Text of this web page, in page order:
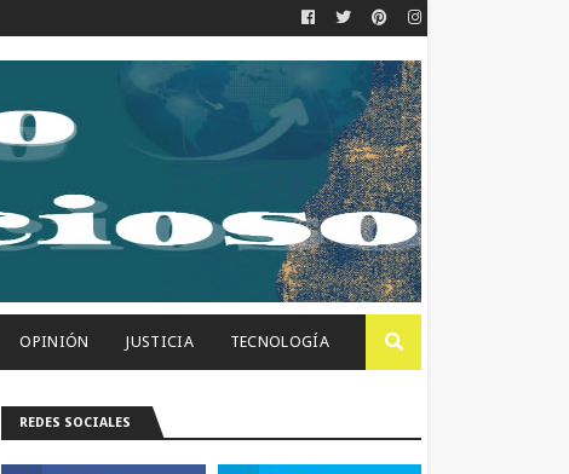
OPINIÓN JUSTICIA TECNOLOGÍA
REDES SOCIALES